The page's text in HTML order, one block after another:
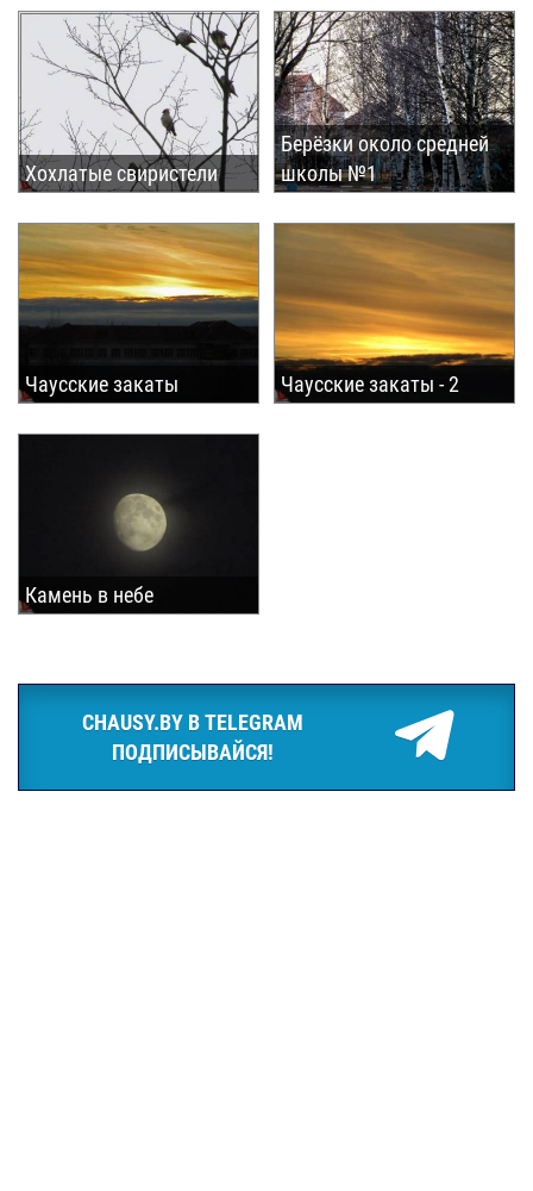
Хохлатые свиристели
Берёзки около средней
школы №1
Чаусские закаты Чаусские закаты - 2
Камень в небе
CHAUSY.BY В TELEGRAM
ПОДПИСЫВАЙСЯ!